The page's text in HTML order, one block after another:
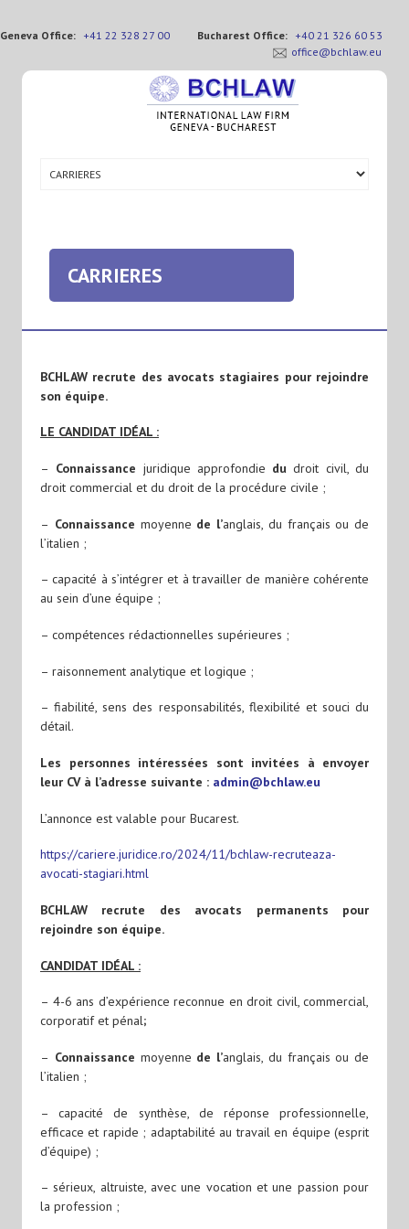
Geneva Office: +41 22 328 27 00 Bucharest Office: +40 21 326 60 53
office@bchlaw.eu
CARRIERES
BCHLAW recrute des avocats stagiaires pour rejoindre
son équipe.
LE CANDIDAT IDÉAL :
– Connaissance juridique approfondie dudroit civil, du
droit commercial et du droit de la procédure civile ;
– Connaissance moyenne de l’anglais, du français ou de
l’italien ;
– capacité à s’intégrer et à travailler de manière cohérente
au sein d’une équipe ;
– compétences rédactionnelles supérieures ;
– raisonnement analytique et logique ;
– fiabilité, sens des responsabilités, flexibilité et souci du
détail.
Les personnes intéressées sont invitées à envoyer
leur CV à l’adresse suivante : admin@bchlaw.eu
L’annonce est valable pour Bucarest.
https://cariere.juridice.ro/2024/11/bchlaw-recruteaza-
avocati-stagiari.html
BCHLAW recrute des avocats permanents pour
rejoindre son équipe.
CANDIDAT IDÉAL :
– 4-6 ans d’expérience reconnue en droit civil, commercial,
corporatif et pénal;
– Connaissance moyenne de l’anglais, du français ou de
l’italien ;
– capacité de synthèse, de réponse professionnelle,
efficace et rapide ; adaptabilité au travail en équipe (esprit
d’équipe) ;
– sérieux, altruiste, avec une vocation et une passion pour
la profession ;